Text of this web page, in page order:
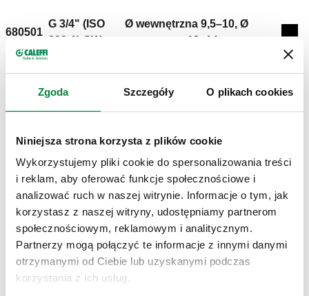
Zgoda Szczegóły O plikach cookies
Niniejsza strona korzysta z plików cookie
Wykorzystujemy pliki cookie do spersonalizowania treści
i reklam, aby oferować funkcje społecznościowe i
analizować ruch w naszej witrynie. Informacje o tym, jak
korzystasz z naszej witryny, udostępniamy partnerom
społecznościowym, reklamowym i analitycznym.
Partnerzy mogą połączyć te informacje z innymi danymi
otrzymanymi od Ciebie lub uzyskanymi podczas
korzystania z ich usług.
680501
G 3/4" (ISO
228-1) GW
Ø wewnętrzna 9,5–10, Ø
zewnętrzna 12–14
680506
G 3/4" (ISO
Ø wewnętrzna 9,5–10, Ø
680515
G 3/4" (ISO
228-1) GW
Ø wewnętrzna 10,5–11, Ø
zewnętrzna 14–16
680517
G 3/4" (ISO
228-1) GW
Ø wewnętrzna 10,5–11, Ø
zewnętrzna 16–18